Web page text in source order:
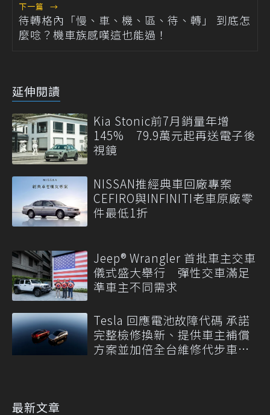
下一篇 →
待轉格內「慢、車、機、區、待、轉」 到底怎
麼唸？機車族感嘆這也能過！
延伸閱讀
Kia Stonic前7月銷量年增
145% 79.9萬元起再送電子後
視鏡
NISSAN推經典車回廠專案
CEFIRO與INFINITI老車原廠零
件最低1折
Jeep® Wrangler 首批車主交車
儀式盛大舉行 彈性交車滿足
準車主不同需求
Tesla 回應電池故障代碼 承諾
完整檢修換新、提供車主補償
方案並加倍全台維修代步車數
最新文章